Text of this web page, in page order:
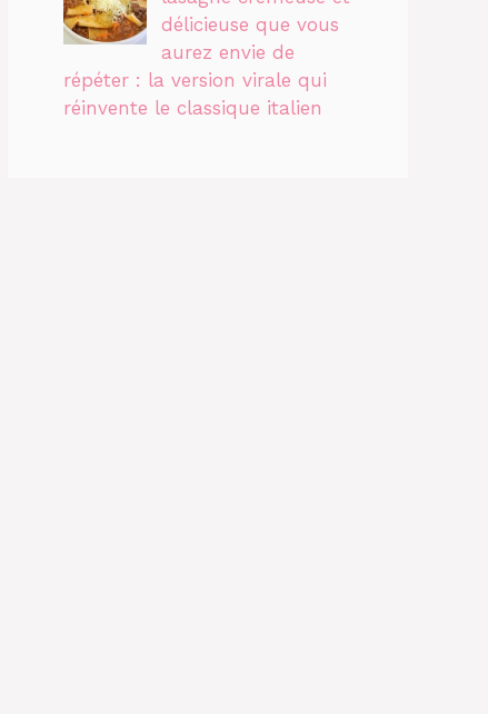
délicieuse que vous
aurez envie de
répéter : la version virale qui
réinvente le classique italien